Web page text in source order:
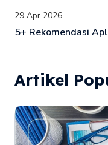
29 Apr 2026
5+ Rekomendasi
Artikel